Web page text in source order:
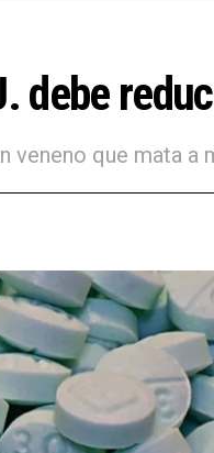
debe
veneno que mata a